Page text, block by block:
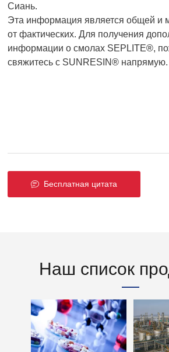
Сиань.
Эта информация является общей и
от фактических. Для получения
информации о смолах SEPLITE®,
свяжитесь с SUNRESIN® напрямую.
Бесплатная цитата
Наш список